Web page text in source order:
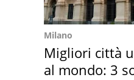
Milano
Migliori città
al mondo: 3